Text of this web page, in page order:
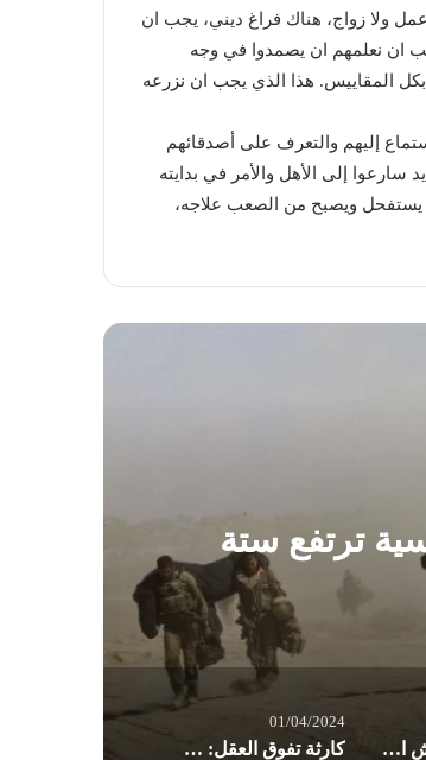
ولا زواج، هناك فراغ ديني، يجب ان
ان نعلمهم ان يصمدوا في وجه
المقاييس. هذا الذي يجب ان نزرعه
إليهم والتعرف على أصدقائهم
سارعوا إلى الأهل والأمر في بدايته
يستفحل ويصبح من الصعب علاجه،
ترتفع ستة
بعد ترميمه.. جيش الاحتلال يدمّر مستشفى أصدقاء المريض في غزة
01/04/2024
كارثة تفوق العقل: حيث كان مستشفى الشفاء!